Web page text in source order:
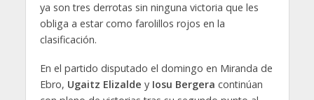
ya son tres derrotas sin ninguna victoria que les
obliga a estar como farolillos rojos en la
clasificación.
En el partido disputado el domingo en Miranda de
Ebro, Ugaitz Elizalde y Iosu Bergera continúan